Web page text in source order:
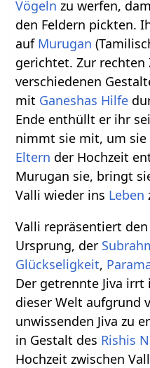
Vögeln zu werfen,
den Feldern pickten.
auf Murugan
gerichtet. Zur rechten
verschiedenen
mit Ganeshas Hilfe
Ende enthüllt er ihr
nimmt sie mit, um sie
Eltern der Hochzeit
Murugan sie, bringt
Valli wieder ins Leben
Valli repräsentiert den
Ursprung, der
Glückseligkeit,
Der getrennte Jiva irrt
dieser Welt aufgrund
unwissenden Jiva zu
in Gestalt des Rishis
Hochzeit zwischen